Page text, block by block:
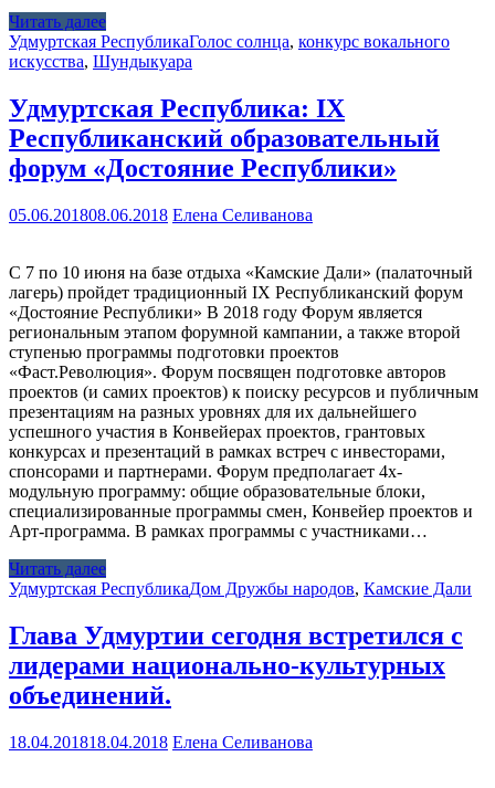
Читать далее
Удмуртская РеспубликаГолос солнца, конкурс вокального
искусства, Шундыкуара
Удмуртская Республика: IX
Республиканский образовательный
форум «Достояние Республики»
05.06.201808.06.2018 Елена Селиванова
С 7 по 10 июня на базе отдыха «Камские Дали» (палаточный
лагерь) пройдет традиционный IX Республиканский форум
«Достояние Республики» В 2018 году Форум является
региональным этапом форумной кампании, а также второй
ступенью программы подготовки проектов
«Фаст.Революция». Форум посвящен подготовке авторов
проектов (и самих проектов) к поиску ресурсов и публичным
презентациям на разных уровнях для их дальнейшего
успешного участия в Конвейерах проектов, грантовых
конкурсах и презентаций в рамках встреч с инвесторами,
спонсорами и партнерами. Форум предполагает 4х-
модульную программу: общие образовательные блоки,
специализированные программы смен, Конвейер проектов и
Арт-программа. В рамках программы с участниками…
Читать далее
Удмуртская РеспубликаДом Дружбы народов, Камские Дали
Глава Удмуртии сегодня встретился с
лидерами национально-культурных
объединений.
18.04.201818.04.2018 Елена Селиванова